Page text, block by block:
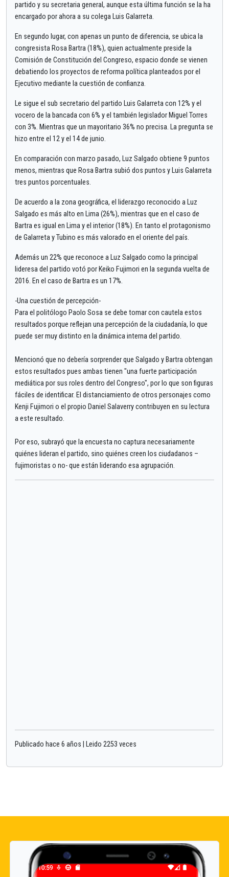
partido y su secretaria general, aunque esta última función se la ha
encargado por ahora a su colega Luis Galarreta.
En segundo lugar, con apenas un punto de diferencia, se ubica la
congresista Rosa Bartra (18%), quien actualmente preside la
Comisión de Constitución del Congreso, espacio donde se vienen
debatiendo los proyectos de reforma política planteados por el
Ejecutivo mediante la cuestión de confianza.
Le sigue el sub secretario del partido Luis Galarreta con 12% y el
vocero de la bancada con 6% y el también legislador Miguel Torres
con 3%. Mientras que un mayoritario 36% no precisa. La pregunta se
hizo entre el 12 y el 14 de junio.
En comparación con marzo pasado, Luz Salgado obtiene 9 puntos
menos, mientras que Rosa Bartra subió dos puntos y Luis Galarreta
tres puntos porcentuales.
De acuerdo a la zona geográfica, el liderazgo reconocido a Luz
Salgado es más alto en Lima (26%), mientras que en el caso de
Bartra es igual en Lima y el interior (18%). En tanto el protagonismo
de Galarreta y Tubino es más valorado en el oriente del país.
Además un 22% que reconoce a Luz Salgado como la principal
lideresa del partido votó por Keiko Fujimori en la segunda vuelta de
2016. En el caso de Bartra es un 17%.
-Una cuestión de percepción-
Para el politólogo Paolo Sosa se debe tomar con cautela estos
resultados porque reflejan una percepción de la ciudadanía, lo que
puede ser muy distinto en la dinámica interna del partido.
Mencionó que no debería sorprender que Salgado y Bartra obtengan
estos resultados pues ambas tienen "una fuerte participación
mediática por sus roles dentro del Congreso", por lo que son figuras
fáciles de identificar. El distanciamiento de otros personajes como
Kenji Fujimori o el propio Daniel Salaverry contribuyen en su lectura
a este resultado.
Por eso, subrayó que la encuesta no captura necesariamente
quiénes lideran el partido, sino quiénes creen los ciudadanos –
fujimoristas o no- que están liderando esa agrupación.
Publicado hace 6 años | Leido 2253 veces